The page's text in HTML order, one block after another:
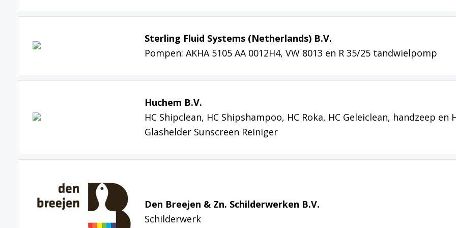
Sterling Fluid Systems (Netherlands) B.V.
Pompen: AKHA 5105 AA 0012H4, VW 8013 en R 35/25 tandwielpomp
Huchem B.V.
HC Shipclean, HC Shipshampoo, HC Roka, HC Geleiclean, handzeep en
Glashelder Sunscreen Reiniger
Den Breejen & Zn. Schilderwerken B.V.
Schilderwerk